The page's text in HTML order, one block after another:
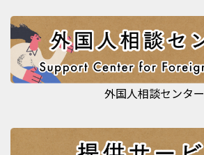
外国人相談センター